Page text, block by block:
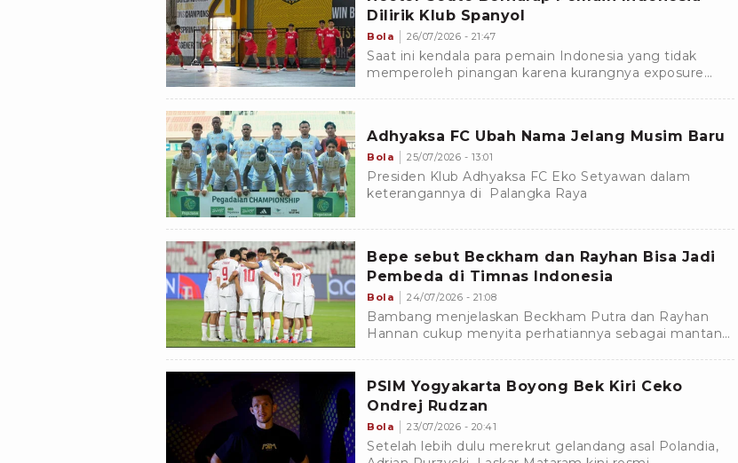
Dilirik Klub Spanyol
Bola 26/07/2026 - 21:47
Saat ini kendala para pemain Indonesia yang tidak
memperoleh pinangan karena kurangnya exposure
Adhyaksa FC Ubah Nama Jelang Musim Baru
Bola 25/07/2026 - 13:01
Presiden Klub Adhyaksa FC Eko Setyawan dalam
keterangannya di Palangka Raya
Bepe sebut Beckham dan Rayhan Bisa Jadi
Pembeda di Timnas Indonesia
Bola 24/07/2026 - 21:08
Bambang menjelaskan Beckham Putra dan Rayhan
Hannan cukup menyita perhatiannya sebagai mantan
PSIM Yogyakarta Boyong Bek Kiri Ceko
Ondrej Rudzan
Bola 23/07/2026 - 20:41
Setelah lebih dulu merekrut gelandang asal Polandia,